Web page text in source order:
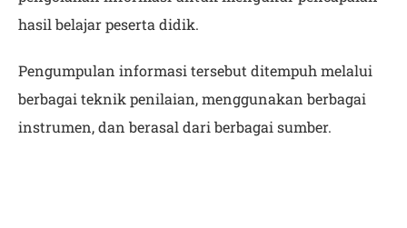
hasil belajar peserta didik.
Pengumpulan informasi tersebut ditempuh melalui
berbagai teknik penilaian, menggunakan berbagai
instrumen, dan berasal dari berbagai sumber.